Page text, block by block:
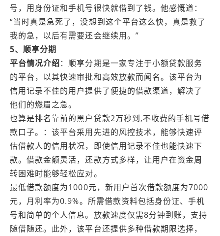
号，用身份证和手机号很快就借到了钱。他感慨道：
“当时真是急死了，没想到这个平台这么快，真是救了
我的急，以后有需要还会继续用。”
5、顺享分期
平台情况介绍：顺享分期是一家专注于小额贷款服务
的平台，以其快速审批和高效放款而闻名。该平台为
信用记录不佳的用户提供了便捷的借款渠道，解决了
他们的燃眉之急。
也算是排名靠前的黑户贷款2万秒到,不收费的手机号借
款口子。：该平台采用先进的风控技术，能够快速评
估借款人的信用状况，即使信用记录不佳也能快速下
款。借款金额灵活，还款方式多样，让用户在资金周
转困难时能够轻松应对。
最低借款额度为1000元，新用户首次借款额度为7000
元，月利率为0.9%。所需借款资料包括身份证、手机
号和简单的个人信息。放款速度仅需8分钟到账，支持
随借随还。此外，该平台还提供多种借款期限选择，